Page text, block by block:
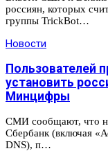
россиян, которых
группы TrickBot…
Новости
Пользователей
установить
Минцифры
СМИ сообщают, что
Сбербанк (включая
DNS), п…